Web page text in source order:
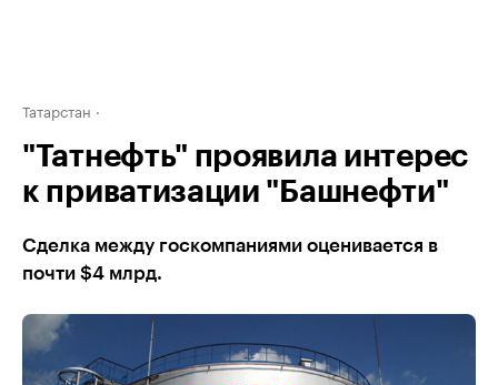
Татарстан
"Татнефть" проявила интерес
к приватизации "Башнефти"
Сделка между госкомпаниями оценивается в
почти $4 млрд.